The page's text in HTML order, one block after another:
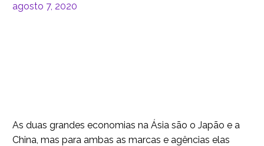
agosto 7, 2020
As duas grandes economias na Ásia são o Japão e a
China, mas para ambas as marcas e agências elas